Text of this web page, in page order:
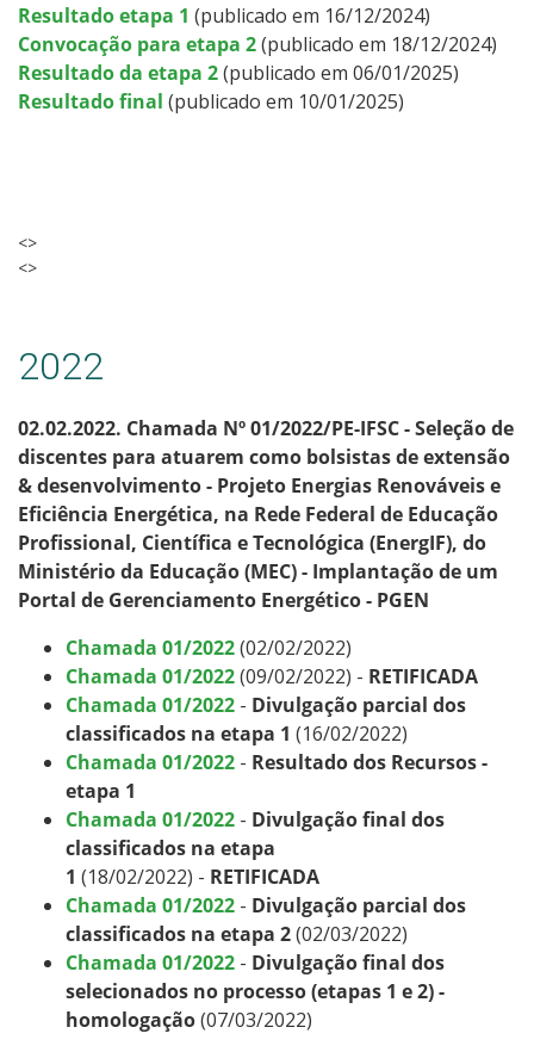
Resultado etapa 1 (publicado em 16/12/2024)
Convocação para etapa 2(publicado em 18/12/2024)
Resultado da etapa 2(publicado em 06/01/2025)
Resultado final (publicado em 10/01/2025)
<>
<>
2022
02.02.2022. Chamada Nº 01/2022/PE-IFSC - Seleção de
discentes para atuarem como bolsistas de extensão
& desenvolvimento - Projeto Energias Renováveis e
Eficiência Energética, na Rede Federal de Educação
Profissional, Científica e Tecnológica (EnergIF), do
Ministério da Educação (MEC) - Implantação de um
Portal de Gerenciamento Energético - PGEN
Chamada 01/2022(02/02/2022)
Chamada 01/2022(09/02/2022) - RETIFICADA
Chamada 01/2022 - Divulgação parcial dos
classificados na etapa 1 (16/02/2022)
Chamada 01/2022 - Resultado dos Recursos -
etapa 1
Chamada 01/2022 - Divulgação final dos
classificados na etapa
1 (18/02/2022) - RETIFICADA
Chamada 01/2022 - Divulgação parcial dos
classificados na etapa 2(02/03/2022)
Chamada 01/2022 - Divulgação final dos
selecionados no processo (etapas 1 e 2) -
homologação(07/03/2022)